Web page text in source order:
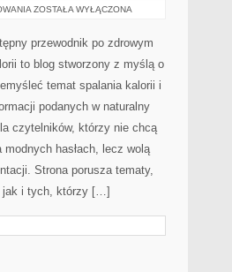
METODY
ZOSTAŁA WYŁĄCZONA
przewodnik po zdrowym
to blog stworzony z myślą o
temat spalania kalorii i
podanych w naturalny
czytelników, którzy nie chcą
modnych hasłach, lecz wolą
Strona porusza tematy,
jak i tych, którzy […]